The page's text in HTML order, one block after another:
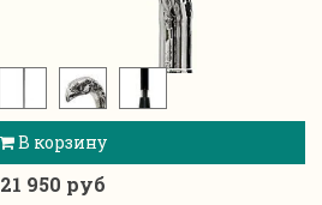
В корзину
21 950 руб